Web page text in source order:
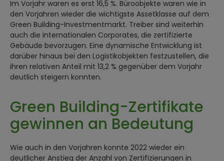
Im Vorjahr waren es erst 16,5 %. Büroobjekte waren wie in
den Vorjahren wieder die wichtigste Assetklasse auf dem
Green Building-Investmentmarkt. Treiber sind weiterhin
auch die internationalen Corporates, die zertifizierte
Gebäude bevorzugen. Eine dynamische Entwicklung ist
darüber hinaus bei den Logistikobjekten festzustellen, die
ihren relativen Anteil mit 13,2 % gegenüber dem Vorjahr
deutlich steigern konnten.
Green Building-Zertifikate
gewinnen an Bedeutung
Wie auch in den Vorjahren konnte 2022 wieder ein
deutlicher Anstieg der Anzahl von Zertifizierungen in